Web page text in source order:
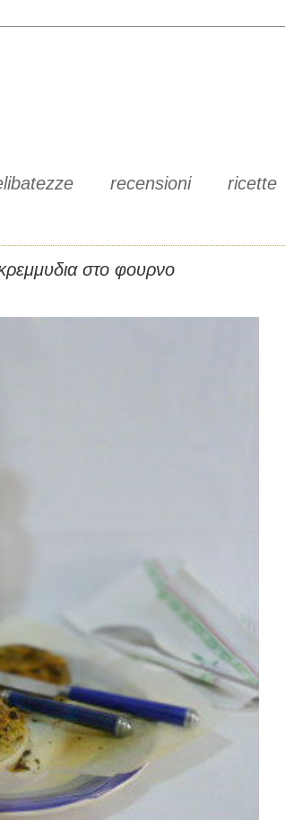
recensioni ricette
στο φουρνο